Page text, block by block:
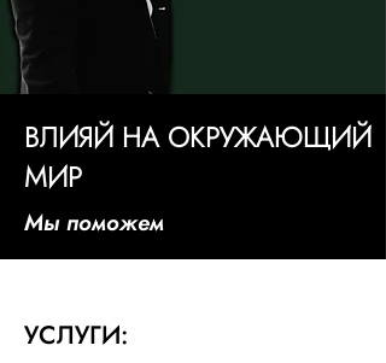
ВЛИЯЙ НА ОКРУЖАЮЩИЙ
МИР
Мы поможем
УСЛУГИ: